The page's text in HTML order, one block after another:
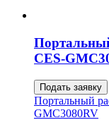
CES-
Подать заявку
Портальный
GMC3080RV